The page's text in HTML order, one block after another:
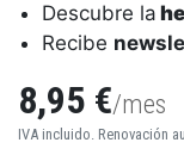
Descubre la
Recibe
8,95 €/mes
IVA incluido. Renovación